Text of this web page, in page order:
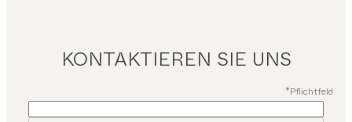
KONTAKTIEREN SIE UNS
*Pflichtfeld